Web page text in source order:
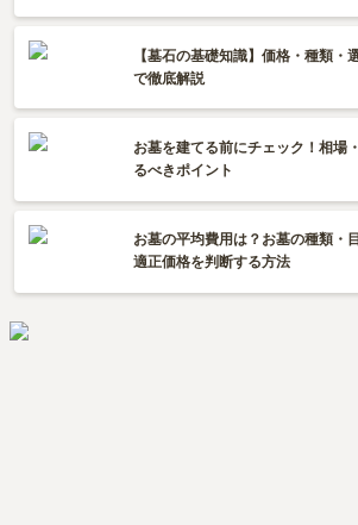
【墓石の基礎知識】価格・種類・
で徹底解説
お墓を建てる前にチェック！相場
るべきポイント
お墓の平均費用は？お墓の種類・
適正価格を判断する方法